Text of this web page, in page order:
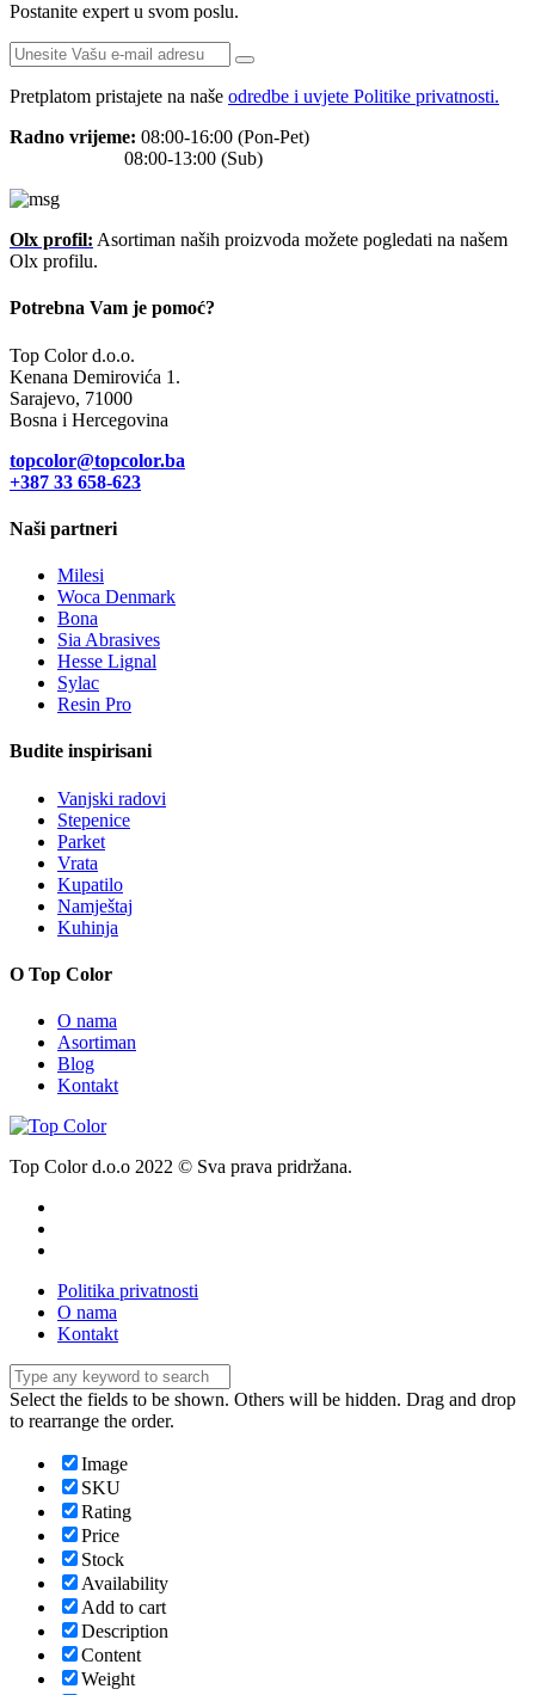
Postanite expert u svom poslu.
Pretplatom pristajete na naše odredbe i uvjete Politike privatnosti.
Radno vrijeme: 08:00-16:00 (Pon-Pet)
08:00-13:00 (Sub)
Olx profil: Asortiman naših proizvoda možete pogledati na našem
Olx profilu.
Potrebna Vam je pomoć?
Top Color d.o.o.
Kenana Demirovića 1.
Sarajevo, 71000
Bosna i Hercegovina
topcolor@topcolor.ba
+387 33 658-623
Naši partneri
Milesi
Woca Denmark
Bona
Sia Abrasives
Hesse Lignal
Sylac
Resin Pro
Budite inspirisani
Vanjski radovi
Stepenice
Parket
Vrata
Kupatilo
Namještaj
Kuhinja
O Top Color
O nama
Asortiman
Blog
Kontakt
Top Color d.o.o 2022 © Sva prava pridržana.
Politika privatnosti
O nama
Kontakt
Select the fields to be shown. Others will be hidden. Drag and drop
to rearrange the order.
Image
SKU
Rating
Price
Stock
Availability
Add to cart
Description
Content
Weight